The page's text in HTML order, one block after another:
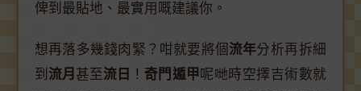
俾到最貼地、最實用嘅建議你。
想再落多幾錢肉緊？咁就要將個 流年分析再拆細
到 流月 甚至流日 ！ 奇門遁甲呢哋時空擇吉術數就